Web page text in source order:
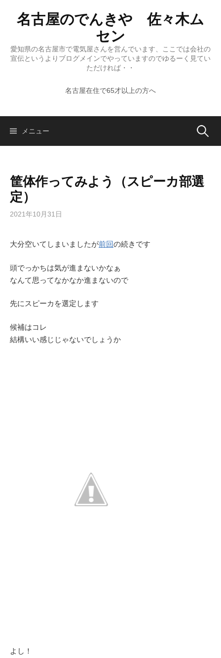
プ
名古屋のでんきや 佐々木ム
セン
愛知県の名古屋市で電気屋さんを営んでいます、ここでは会社の
宣伝というよりブログメインでやっていますのでゆるーく見てい
ただければ・・
名古屋在住で65才以上の方へ
メニュー 検
筐体作ってみよう（スピーカ部選
定）
2021年10月31日
大分空いてしまいましたが前回の続きです
頭でっかちは気が進まないかなぁ
なんて思ってなかなか進まないので
先にスピーカを選定します
候補はコレ
結構いい感じじゃないでしょうか
よし！